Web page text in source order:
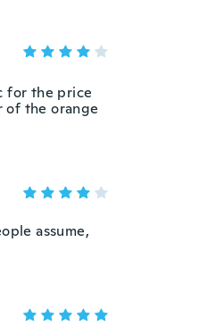
for the price
of the orange
assume,